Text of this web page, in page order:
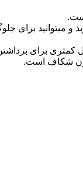
برای
کمتری برای
شکاف است.